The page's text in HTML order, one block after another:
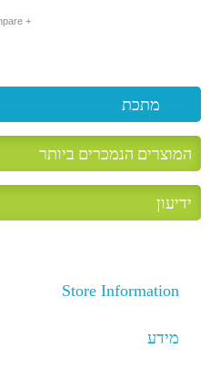
+ Compare
מתכת
המוצרים הנמכרים ביותר
ידיעון
Store Information
מידע